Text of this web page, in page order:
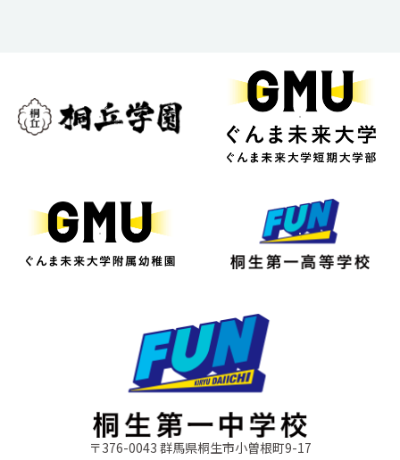
〒376-0043 群馬県桐生市小曽根町9-17